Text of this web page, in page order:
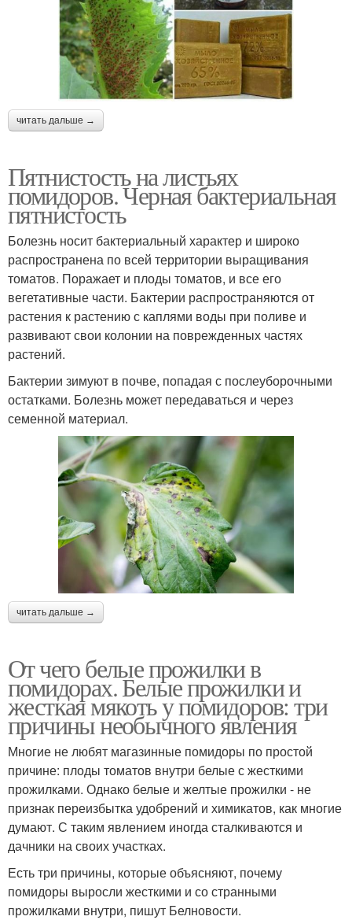
читать дальше →
Пятнистость на листьях
помидоров. Черная бактериальная
пятнистость
Болезнь носит бактериальный характер и широко
распространена по всей территории выращивания
томатов. Поражает и плоды томатов, и все его
вегетативные части. Бактерии распространяются от
растения к растению с каплями воды при поливе и
развивают свои колонии на поврежденных частях
растений.
Бактерии зимуют в почве, попадая с послеуборочными
остатками. Болезнь может передаваться и через
семенной материал.
читать дальше →
От чего белые прожилки в
помидорах. Белые прожилки и
жесткая мякоть у помидоров: три
причины необычного явления
Многие не любят магазинные помидоры по простой
причине: плоды томатов внутри белые с жесткими
прожилками. Однако белые и желтые прожилки - не
признак переизбытка удобрений и химикатов, как многие
думают. С таким явлением иногда сталкиваются и
дачники на своих участках.
Есть три причины, которые объясняют, почему
помидоры выросли жесткими и со странными
прожилками внутри, пишут Белновости.